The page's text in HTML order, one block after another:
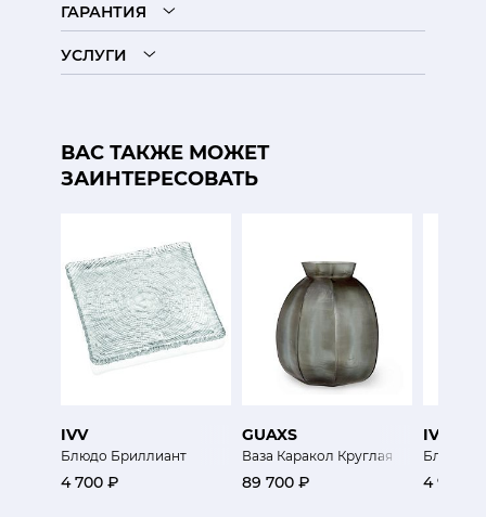
ГАРАНТИЯ
УСЛУГИ
ВАС ТАКЖЕ МОЖЕТ
ЗАИНТЕРЕСОВАТЬ
IVV
Блюдо Бриллиант
4 700 ₽
GUAXS
Ваза Каракол Круглая
89 700 ₽
IVV
Блюдо
4 900 ₽